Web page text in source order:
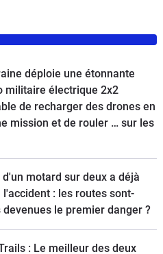
déploie une étonnante
militaire électrique 2x2
de recharger des drones en
mission et de rouler … sur les
d'un motard sur deux a déjà
: les routes sont-
devenues le premier danger ?
: Le meilleur des deux